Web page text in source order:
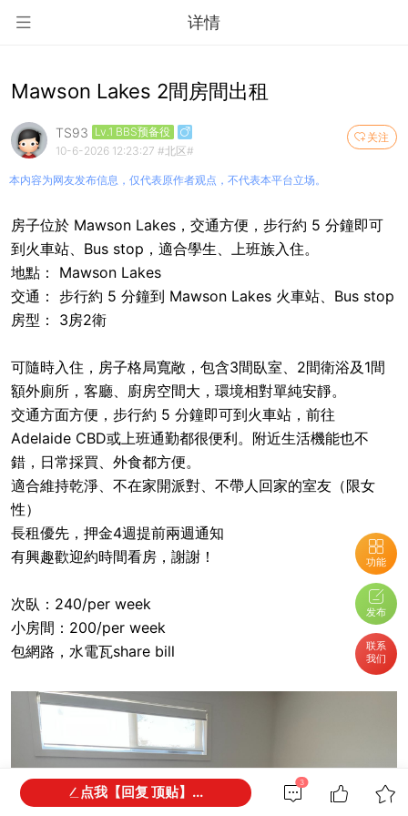
详情
功能
发布
联系
我们
Mawson Lakes 2間房間出租
关注
TS93 Lv.1 BBS预备役
10-6-2026 12:23:27 #北区#
本内容为网友发布信息，仅代表原作者观点，不代表本平台立场。
房子位於 Mawson Lakes，交通方便，步行約 5 分鐘即可
到火車站、Bus stop，適合學生、上班族入住。
地點： Mawson Lakes
交通： 步行約 5 分鐘到 Mawson Lakes 火車站、Bus stop
房型： 3房2衛
可隨時入住，房子格局寬敞，包含3間臥室、2間衛浴及1間
額外廁所，客廳、廚房空間大，環境相對單純安靜。
交通方面方便，步行約 5 分鐘即可到火車站，前往
Adelaide CBD或上班通勤都很便利。附近生活機能也不
錯，日常採買、外食都方便。
適合維持乾淨、不在家開派對、不帶人回家的室友（限女
性）
長租優先，押金4週提前兩週通知
有興趣歡迎約時間看房，謝謝！
次臥：240/per week
小房間：200/per week
包網路，水電瓦share bill
3
点我【回复 顶贴】...